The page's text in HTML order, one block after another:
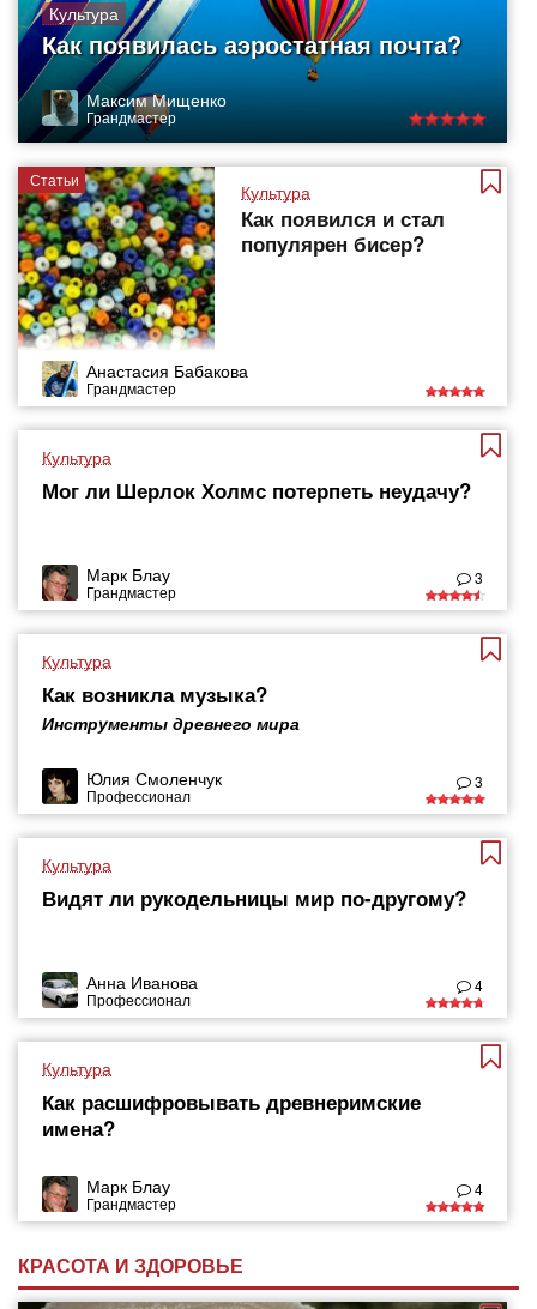
Культура
Как появилась аэростатная почта?
Максим Мищенко
Грандмастер
Статьи
Культура
Как появился и стал
популярен бисер?
Анастасия Бабакова
Грандмастер
Культура
Мог ли Шерлок Холмс потерпеть неудачу?
Марк Блау
Грандмастер
3
Культура
Как возникла музыка?
Инструменты древнего мира
Юлия Смоленчук
Профессионал
3
Культура
Видят ли рукодельницы мир по-другому?
Анна Иванова
Профессионал
4
Культура
Как расшифровывать древнеримские
имена?
Марк Блау
Грандмастер
4
КРАСОТА И ЗДОРОВЬЕ